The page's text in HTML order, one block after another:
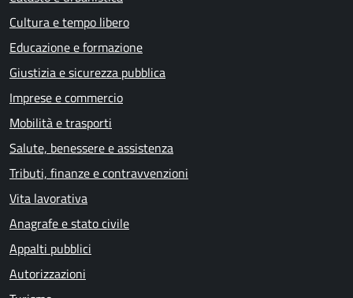
Cultura e tempo libero
Educazione e formazione
Giustizia e sicurezza pubblica
Imprese e commercio
Mobilità e trasporti
Salute, benessere e assistenza
Tributi, finanze e contravvenzioni
Vita lavorativa
Anagrafe e stato civile
Appalti pubblici
Autorizzazioni